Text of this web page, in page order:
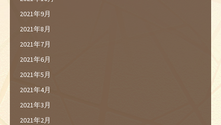
2021年9月
2021年8月
2021年7月
2021年6月
2021年5月
2021年4月
2021年3月
2021年2月